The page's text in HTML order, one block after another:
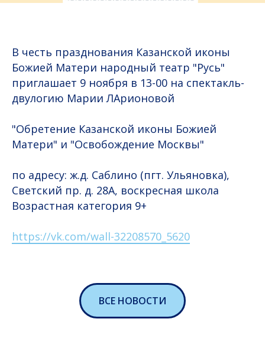
В честь празднования Казанской иконы
Божией Матери народный театр "Русь"
приглашает 9 ноября в 13-00 на спектакль-
двулогию Марии ЛАрионовой
"Обретение Казанской иконы Божией
Матери" и "Освобождение Москвы"
по адресу: ж.д. Саблино (пгт. Ульяновка),
Светский пр. д. 28А, воскресная школа
Возрастная категория 9+
https://vk.com/wall-32208570_5620
ВСЕ НОВОСТИ